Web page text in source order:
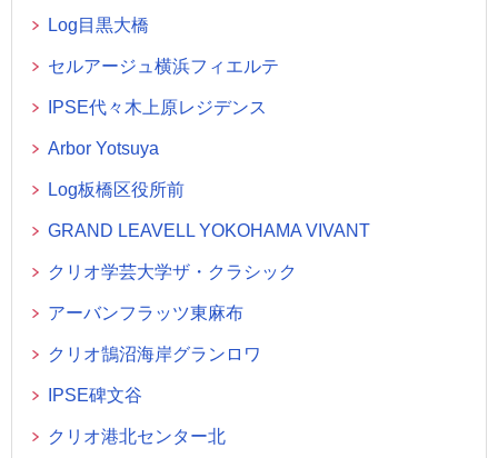
Log目黒大橋
セルアージュ横浜フィエルテ
IPSE代々木上原レジデンス
Arbor Yotsuya
Log板橋区役所前
GRAND LEAVELL YOKOHAMA VIVANT
クリオ学芸大学ザ・クラシック
アーバンフラッツ東麻布
クリオ鵠沼海岸グランロワ
IPSE碑文谷
クリオ港北センター北